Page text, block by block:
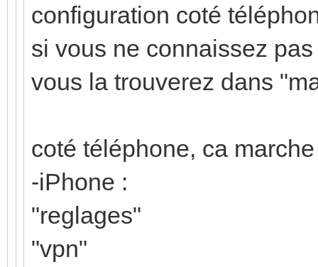
configuration coté
si vous ne connaissez
vous la trouverez dans
coté téléphone, ca
-iPhone :
"reglages"
"vpn"